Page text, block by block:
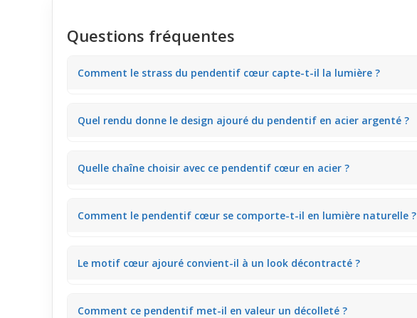
Questions fréquentes
Comment le strass du pendentif cœur capte-t-il la lumière ?
sortie ou une journée au bureau.
Quel rendu donne le design ajouré du pendentif en acier argenté ?
à la fois moderne et délicat.
Quelle chaîne choisir avec ce pendentif cœur en acier ?
porter au quotidien.
Comment le pendentif cœur se comporte-t-il en lumière naturelle ?
décontractée.
Le motif cœur ajouré convient-il à un look décontracté ?
visible.
Comment ce pendentif met-il en valeur un décolleté ?